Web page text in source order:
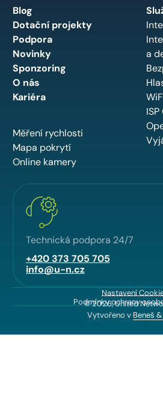
Blog
Dotační projekty
Podpora
Novinky
Sponzoring
O nás
Kariéra
Měření rychlosti
Mapa pokrytí
Online kamery
a
Technická podpora 24/7
+420 373 705 705
info@u-n.cz
Nastavení
Podmínky ochrany
© 2026, United
Vytvořeno v Beneš